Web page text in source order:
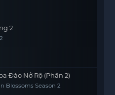
2
Đào Nở Rộ (Phần 2)
Blossoms Season 2